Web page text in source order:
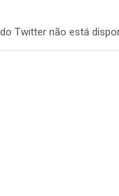
Twitter não está